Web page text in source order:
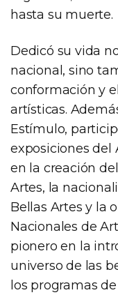
hasta su muerte.
Dedicó su vida
nacional, sino
conformación y
artísticas.
Estímulo,
exposiciones del
en la creación
Artes, la
Bellas Artes y la
Nacionales de
pionero en la
universo de las
los programas